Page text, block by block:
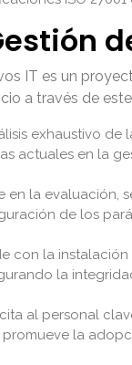
IT es un
a través de
exhaustivo
actuales en la
en la evaluación,
de los
con la instalación
la
al personal
la